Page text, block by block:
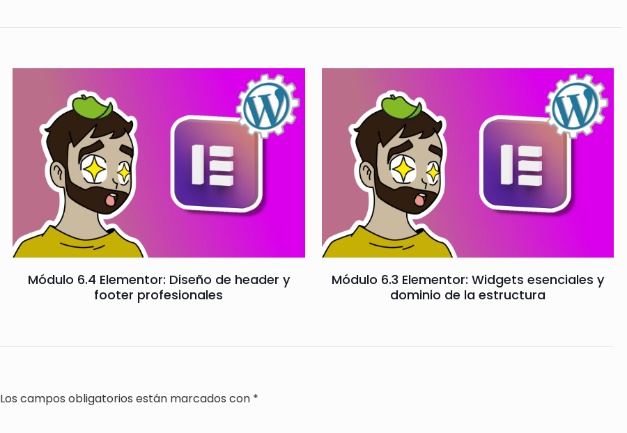
Módulo 6.4 Elementor: Diseño de header y
footer profesionales
Módulo 6.3 Elementor: Widgets esenciales y
dominio de la estructura
Los campos obligatorios están marcados con *